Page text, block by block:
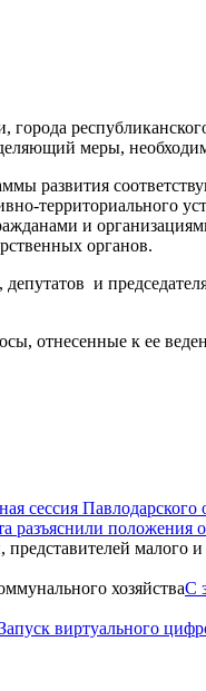
меры,
развития
территориального
и
органов.
и
отнесенные к ее
сессия Павлодарского
разъяснили положения
С
виртуального